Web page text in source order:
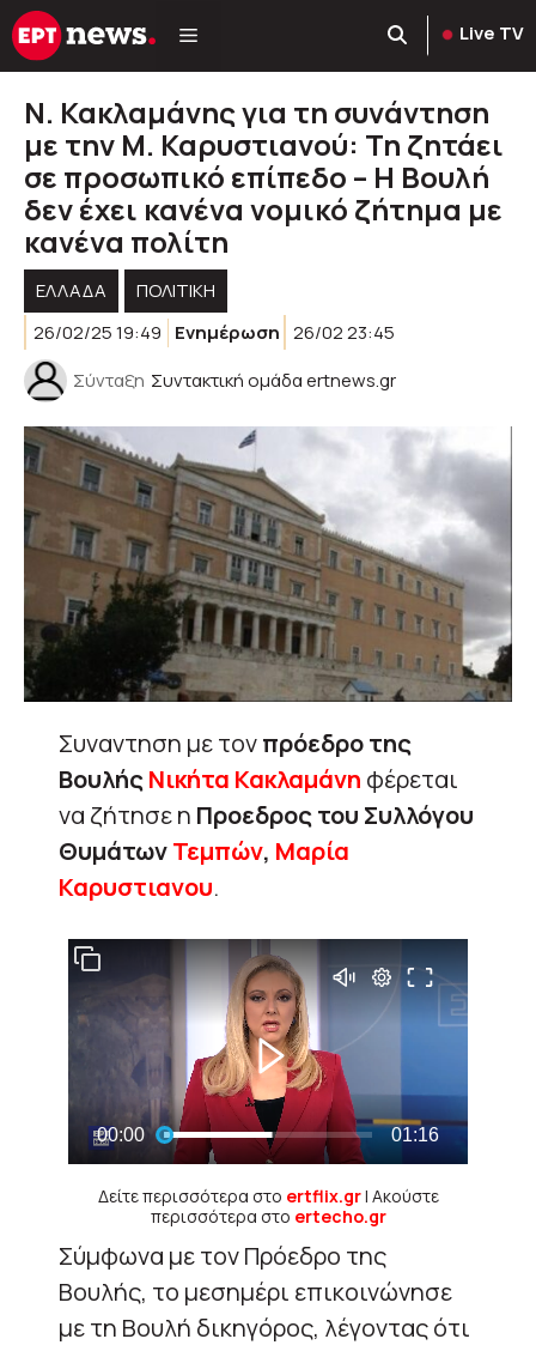
Μετάβαση
σε
Live TV
Ν. Κακλαμάνης για τη συνάντηση
με την Μ. Καρυστιανού: Τη ζητάει
σε προσωπικό επίπεδο – Η Βουλή
δεν έχει κανένα νομικό ζήτημα με
κανένα πολίτη
ΕΛΛΑΔΑ
ΠΟΛΙΤΙΚΉ
26/02/25 19:49
Ενημέρωση 26/02 23:45
Σύνταξη Συντακτική ομάδα ertnews.gr
Συναντηση με τονπρόεδρο της
ΒουλήςΝικήτα Κακλαμάνη φέρεται
να ζήτησε η Προεδρος του Συλλόγου
ΘυμάτωνΤεμπών, Μαρία
Καρυστιανου.
Δείτε περισσότερα στο ertflix.gr| Ακούστε
περισσότερα στο ertecho.gr
Σύμφωνα με τον Πρόεδρο της
Βουλής, το μεσημέρι επικοινώνησε
με τη Βουλή δικηγόρος, λέγοντας ότι